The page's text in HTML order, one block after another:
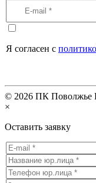
Я согласен с
© 2026 ПК Поволжье
×
Оставить заявку